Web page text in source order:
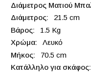
21.5 cm
1.5 Kg
Λευκό
70.5 cm